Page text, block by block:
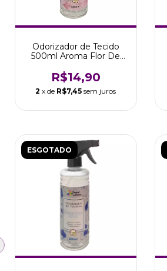
Odorizador de Tecido
500ml Aroma Flor De
R$14,90
2 x de R$7,45 sem juros
ESGOTADO